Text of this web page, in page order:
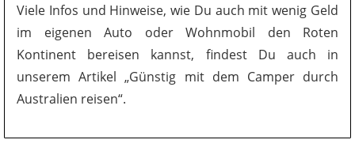
Viele Infos und Hinweise, wie Du auch mit wenig Geld
im eigenen Auto oder Wohnmobil den Roten
Kontinent bereisen kannst, findest Du auch in
unserem Artikel „Günstig mit dem Camper durch
Australien reisen“.